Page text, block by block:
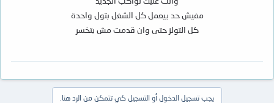
مفيش حد بيعمل كل الشغل بتول واحدة
كل التولز حتى وان قدمت مش بتخسر
يجب تسجيل الدخول أو التسجيل كي تتمكن من الرد هنا.